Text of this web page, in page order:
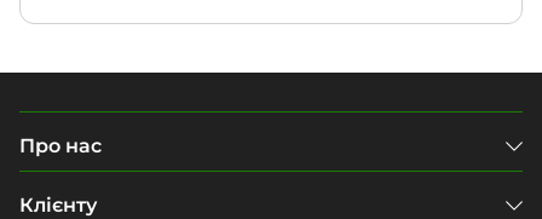
Про нас
Клієнту